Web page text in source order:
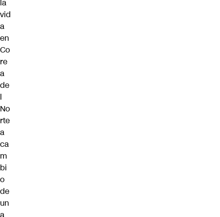
la
vid
a
en
Co
re
a
de
l
No
rte
a
ca
m
bi
o
de
un
a